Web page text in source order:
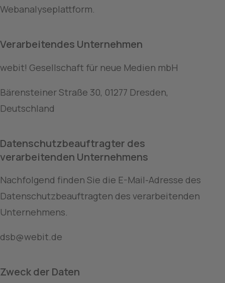
Webanalyseplattform.
Verarbeitendes Unternehmen
webit! Gesellschaft für neue Medien mbH
Bärensteiner Straße 30, 01277 Dresden,
Deutschland
Datenschutzbeauftragter des
verarbeitenden Unternehmens
Nachfolgend finden Sie die E-Mail-Adresse des
Datenschutzbeauftragten des verarbeitenden
Unternehmens.
dsb@webit.de
Zweck der Daten